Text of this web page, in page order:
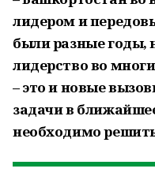
лидером и
были разные годы,
лидерство во
– это и новые
задачи в
необходимо